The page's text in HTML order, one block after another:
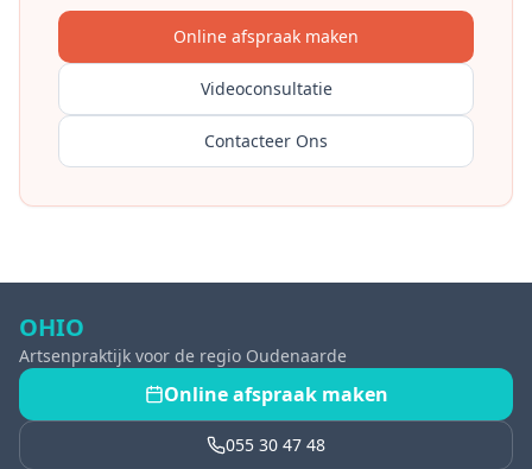
Online afspraak maken
Videoconsultatie
Contacteer Ons
OHIO
Artsenpraktijk voor de regio Oudenaarde
Online afspraak maken
055 30 47 48